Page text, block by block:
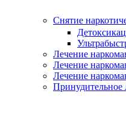
Снятие
Лечение
Лечение
Лечение
Принудительное